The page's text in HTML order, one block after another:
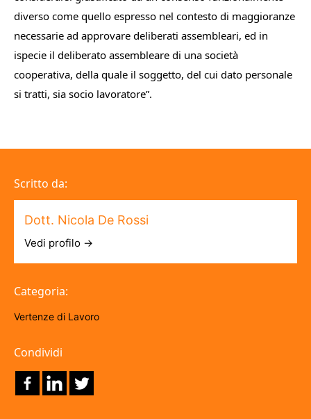
diverso come quello espresso nel contesto di maggioranze
necessarie ad approvare deliberati assembleari, ed in
ispecie il deliberato assembleare di una società
cooperativa, della quale il soggetto, del cui dato personale
si tratti, sia socio lavoratore”.
Scritto da:
Dott. Nicola De Rossi
Vedi profilo →
Categoria:
Vertenze di Lavoro
Condividi